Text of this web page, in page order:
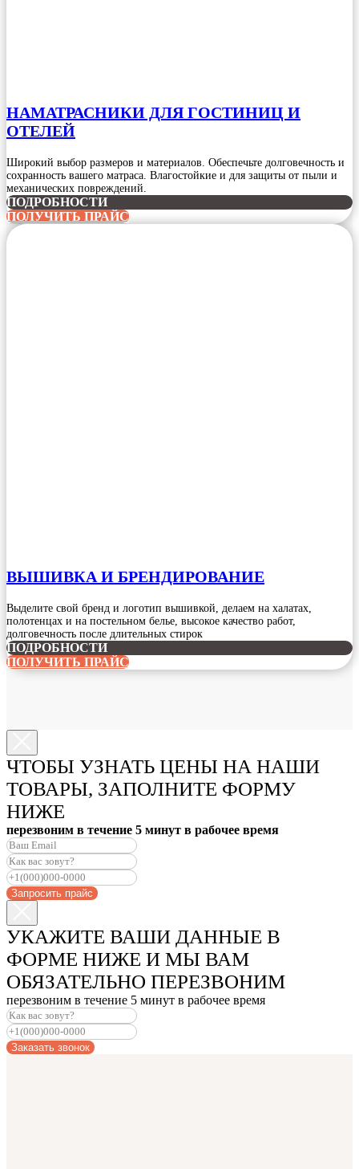
НАМАТРАСНИКИ ДЛЯ ГОСТИНИЦ И
ОТЕЛЕЙ
Широкий выбор размеров и материалов. Обеспечьте долговечность и
сохранность вашего матраса. Влагостойкие и для защиты от пыли и
механических повреждений.
ПОДРОБНОСТИ
ПОЛУЧИТЬ ПРАЙС
ВЫШИВКА И БРЕНДИРОВАНИЕ
Выделите свой бренд и логотип вышивкой, делаем на халатах,
полотенцах и на постельном белье, высокое качество работ,
долговечность после длительных стирок
ПОДРОБНОСТИ
ПОЛУЧИТЬ ПРАЙС
ЧТОБЫ УЗНАТЬ ЦЕНЫ НА НАШИ
ТОВАРЫ, ЗАПОЛНИТЕ ФОРМУ
НИЖЕ
перезвоним в течение 5 минут в рабочее время
Запросить прайс
УКАЖИТЕ ВАШИ ДАННЫЕ В
ФОРМЕ НИЖЕ И МЫ ВАМ
ОБЯЗАТЕЛЬНО ПЕРЕЗВОНИМ
перезвоним в течение 5 минут в рабочее время
Заказать звонок